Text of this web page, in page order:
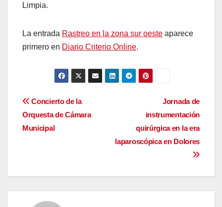
Limpia.
La entrada Rastreo en la zona sur oeste aparece
primero en Diario Criterio Online.
Navegación
de
Jornada de
instrumentación
quirúrgica en la era
laparoscópica en Dolores
Concierto de la
Orquesta de Cámara
Municipal